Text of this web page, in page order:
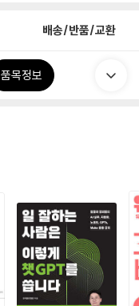
배송/반품/교환
품목정보